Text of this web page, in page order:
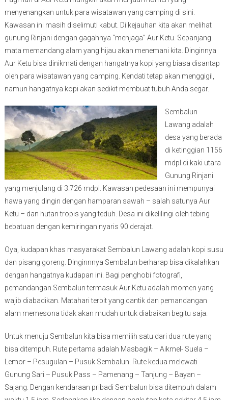
menyenangkan untuk para wisatawan yang camping di sini.
Kawasan ini masih diselimuti kabut. Di kejauhan kita akan melihat
gunung Rinjani dengan gagahnya “menjaga” Aur Ketu. Sepanjang
mata memandang alam yang hijau akan menemani kita. Dinginnya
Aur Ketu bisa dinikmati dengan hangatnya kopi yang biasa disantap
oleh para wisatawan yang camping. Kendati tetap akan menggigil,
namun hangatnya kopi akan sedikit membuat tubuh Anda segar.
Sembalun
Lawang adalah
desa yang berada
di ketinggian 1156
mdpl di kaki utara
Gunung Rinjani
yang menjulang di 3.726 mdpl. Kawasan pedesaan ini mempunyai
hawa yang dingin dengan hamparan sawah – salah satunya Aur
Ketu – dan hutan tropis yang teduh. Desa ini dikelilingi oleh tebing
bebatuan dengan kemiringan nyaris 90 derajat.
Oya, kudapan khas masyarakat Sembalun Lawang adalah kopi susu
dan pisang goreng. Dinginnnya Sembalun berharap bisa dikalahkan
dengan hangatnya kudapan ini. Bagi penghobi fotografi,
pemandangan Sembalun termasuk Aur Ketu adalah momen yang
wajib diabadikan. Matahari terbit yang cantik dan pemandangan
alam memesona tidak akan mudah untuk diabaikan begitu saja.
Untuk menuju Sembalun kita bisa memilih satu dari dua rute yang
bisa ditempuh. Rute pertama adalah Masbagik – Aikmel- Suela –
Lemor – Pesugulan – Pusuk Sembalun. Rute kedua melewati
Gunung Sari – Pusuk Pass – Pamenang – Tanjung – Bayan –
Sajang. Dengan kendaraan pribadi Sembalun bisa ditempuh dalam